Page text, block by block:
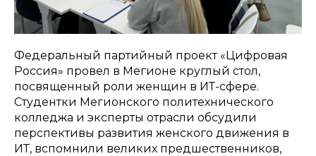
Федеральный партийный проект «Цифровая
Россия» провел в Мегионе круглый стол,
посвященный роли женщин в ИТ-сфере.
Студентки Мегионского политехнического
колледжа и эксперты отрасли обсудили
перспективы развития женского движения в
ИТ, вспомнили великих предшественников,